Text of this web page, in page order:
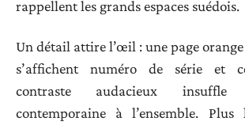
rappellent les grands espaces suédois.
Un détail attire l’œil : une page
s’affichent numéro de série et
contraste audacieux
contemporaine à l’ensemble.